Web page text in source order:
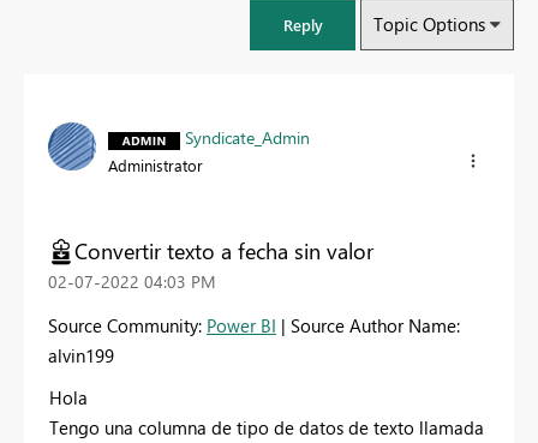
Reply Topic Options
Syndicate_Admin
Administrator
Convertir texto a fecha sin valor
‎02-07-2022 04:03 PM
Source Community: Power BI | Source Author Name:
alvin199
Hola
Tengo una columna de tipo de datos de texto llamada